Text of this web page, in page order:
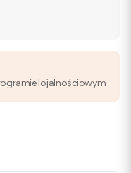
lojalnościowym